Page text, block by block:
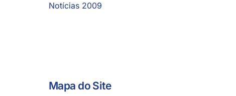
Notícias 2009
Mapa do Site